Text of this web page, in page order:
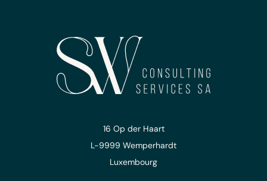
16 Op der Haart
L-9999 Wemperhardt
Luxembourg